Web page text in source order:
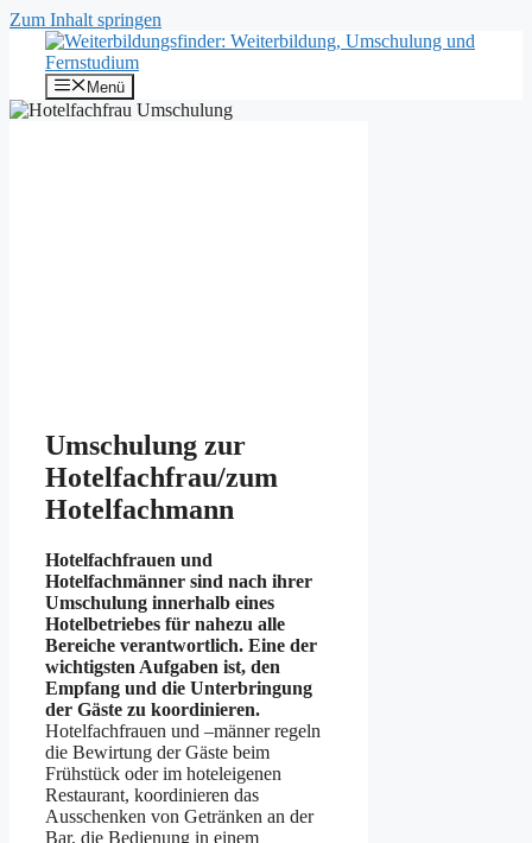
Zum Inhalt springen
Menü
Umschulung zur
Hotelfachfrau/zum
Hotelfachmann
Hotelfachfrauen und
Hotelfachmänner sind nach ihrer
Umschulung innerhalb eines
Hotelbetriebes für nahezu alle
Bereiche verantwortlich. Eine der
wichtigsten Aufgaben ist, den
Empfang und die Unterbringung
der Gäste zu koordinieren.
Hotelfachfrauen und –männer regeln
die Bewirtung der Gäste beim
Frühstück oder im hoteleigenen
Restaurant, koordinieren das
Ausschenken von Getränken an der
Bar, die Bedienung in einem